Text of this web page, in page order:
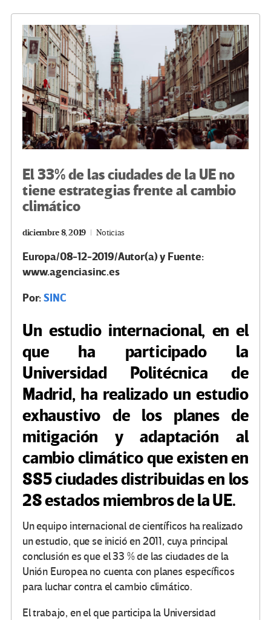
o
k
m n
ar
tir
El 33% de las ciudades de la UE no
tiene estrategias frente al cambio
climático
diciembre 8, 2019 Noticias
Europa/08-12-2019/Autor(a) y Fuente:
www.agenciasinc.es
Por:SINC
Un estudio internacional, en el
que ha participado la
Universidad Politécnica de
Madrid, ha realizado un estudio
exhaustivo de los planes de
mitigación y adaptación al
cambio climático que existen en
885 ciudades distribuidas en los
28 estados miembros de la UE.
Un equipo internacional de científicos ha realizado
un estudio, que se inició en 2011, cuya principal
conclusión es que el 33 % de las ciudades de la
Unión Europea no cuenta con planes específicos
para luchar contra el cambio climático.
El trabajo, en el que participa la Universidad